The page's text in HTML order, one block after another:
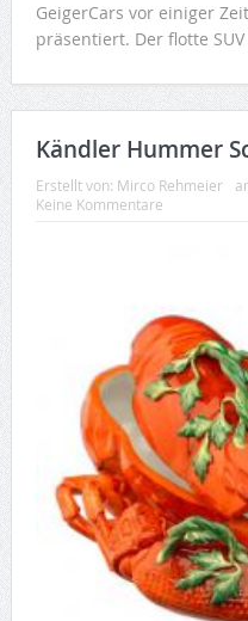
GeigerCars vor einiger
präsentiert. Der flotte
Kändler Hummer
Erstellt von: Mirco Rehmeier
Keine Kommentare